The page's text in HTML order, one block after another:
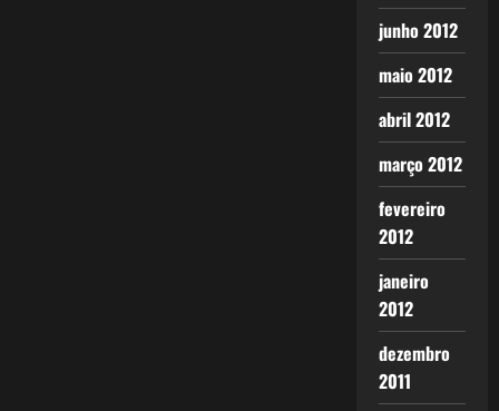
junho 2012
maio 2012
abril 2012
março 2012
fevereiro
2012
janeiro
2012
dezembro
2011